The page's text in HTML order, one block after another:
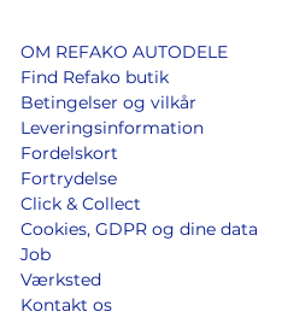
OM REFAKO AUTODELE
Find Refako butik
Betingelser og vilkår
Leveringsinformation
Fordelskort
Fortrydelse
Click & Collect
Cookies, GDPR og dine data
Job
Værksted
Kontakt os